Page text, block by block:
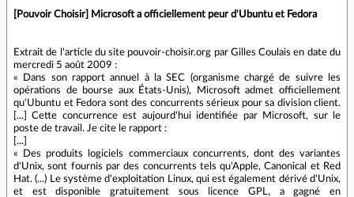
[Pouvoir Choisir] Microsoft a officiellement peur d'Ubuntu et Fedora
Extrait de l'article du site pouvoir-choisir.org par Gilles Coulais en date du
mercredi 5 août 2009 :
« Dans son rapport annuel à la SEC (organisme chargé de suivre les
opérations de bourse aux États-Unis), Microsoft admet officiellement
qu'Ubuntu et Fedora sont des concurrents sérieux pour sa division client.
[...] Cette concurrence est aujourd'hui identifiée par Microsoft, sur le
poste de travail. Je cite le rapport :
[...]
« Des produits logiciels commerciaux concurrents, dont des variantes
d'Unix, sont fournis par des concurrents tels qu'Apple, Canonical et Red
Hat. (...) Le système d'exploitation Linux, qui est également dérivé d'Unix,
et est disponible gratuitement sous licence GPL, a gagné en